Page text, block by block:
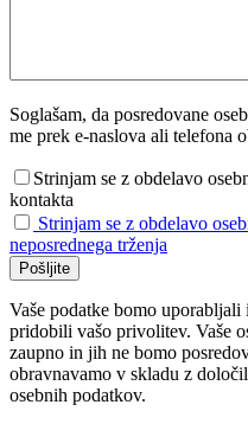
Soglašam, da posredovane
me prek e-naslova ali telefona
Strinjam se z obdelavo
kontakta
Strinjam se z obdelavo
neposrednega trženja
Vaše podatke bomo
pridobili vašo privolitev. Vaše
zaupno in jih ne bomo
obravnavamo v skladu z
osebnih podatkov.